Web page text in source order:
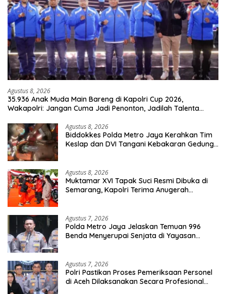
Agustus 8, 2026
35.936 Anak Muda Main Bareng di Kapolri Cup 2026,
Wakapolri: Jangan Cuma Jadi Penonton, Jadilah Talenta
Agustus 8, 2026
Biddokkes Polda Metro Jaya Kerahkan Tim
Keslap dan DVI Tangani Kebakaran Gedung
Agustus 8, 2026
Muktamar XVI Tapak Suci Resmi Dibuka di
Semarang, Kapolri Terima Anugerah
Agustus 7, 2026
Polda Metro Jaya Jelaskan Temuan 996
Benda Menyerupai Senjata di Yayasan
Agustus 7, 2026
Polri Pastikan Proses Pemeriksaan Personel
di Aceh Dilaksanakan Secara Profesional